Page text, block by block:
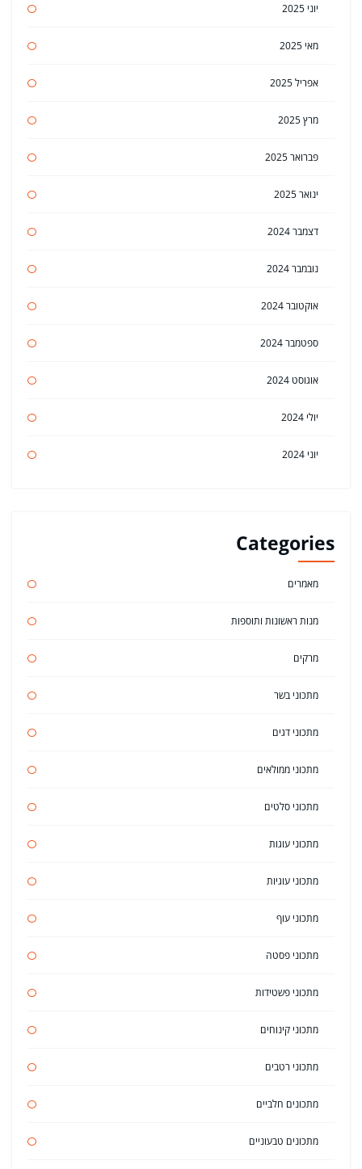
יוני 2025
מאי 2025
אפריל 2025
מרץ 2025
פברואר 2025
ינואר 2025
דצמבר 2024
נובמבר 2024
אוקטובר 2024
ספטמבר 2024
אוגוסט 2024
יולי 2024
יוני 2024
Categories
מאמרים
מנות ראשונות ותוספות
מרקים
מתכוני בשר
מתכוני דגים
מתכוני ממולאים
מתכוני סלטים
מתכוני עוגות
מתכוני עוגיות
מתכוני עוף
מתכוני פסטה
מתכוני פשטידות
מתכוני קינוחים
מתכוני רטבים
מתכונים חלביים
מתכונים טבעוניים